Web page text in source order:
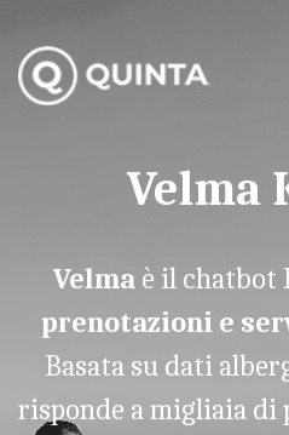
Velma
Velma è il chatbot
prenotazioni e
Basata su dati
risponde a migliaia